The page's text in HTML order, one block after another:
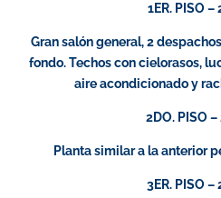
1ER. PISO –
Gran salón general, 2
fondo. Techos con cielorasos,
aire acondicionado y
2DO. PISO –
Planta similar a la anterior
3ER. PISO –